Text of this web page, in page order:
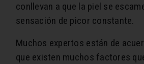
conllevan a que la piel se
sensación de picor constante.
Muchos expertos están de
que existen muchos factores